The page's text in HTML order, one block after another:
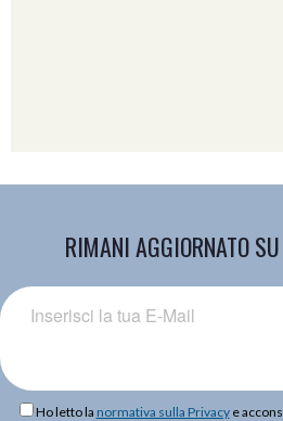
RIMANI AGGIORNATO
Ho letto la normativa sulla Privacye